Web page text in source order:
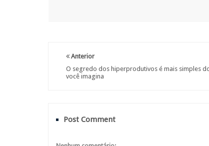
Anterior
O segredo dos hiperprodutivos é mais simples
você imagina
Post Comment